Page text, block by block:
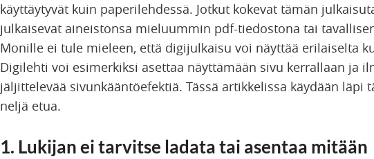
käyttäytyvät kuin paperilehdessä. Jotkut kokevat tämän
julkaisevat aineistonsa mieluummin pdf-tiedostona tai
Monille ei tule mieleen, että digijulkaisu voi näyttää erilaiselta
Digilehti voi esimerkiksi asettaa näyttämään sivu kerrallaan ja
jäljittelevää sivunkääntöefektiä. Tässä artikkelissa käydään läpi
neljä etua.
1. Lukijan ei tarvitse ladata tai asentaa mitään